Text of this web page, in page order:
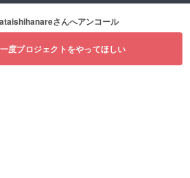
さんへアンコール
度プロジェクトをやってほしい